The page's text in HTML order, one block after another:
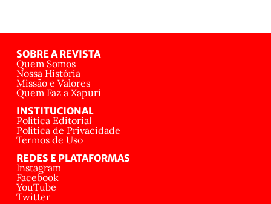
SOBRE A REVISTA
Quem Somos
Nossa História
Missão e Valores
Quem Faz a Xapuri
INSTITUCIONAL
Política Editorial
Política de Privacidade
Termos de Uso
REDES E PLATAFORMAS
Instagram
Facebook
YouTube
Twitter